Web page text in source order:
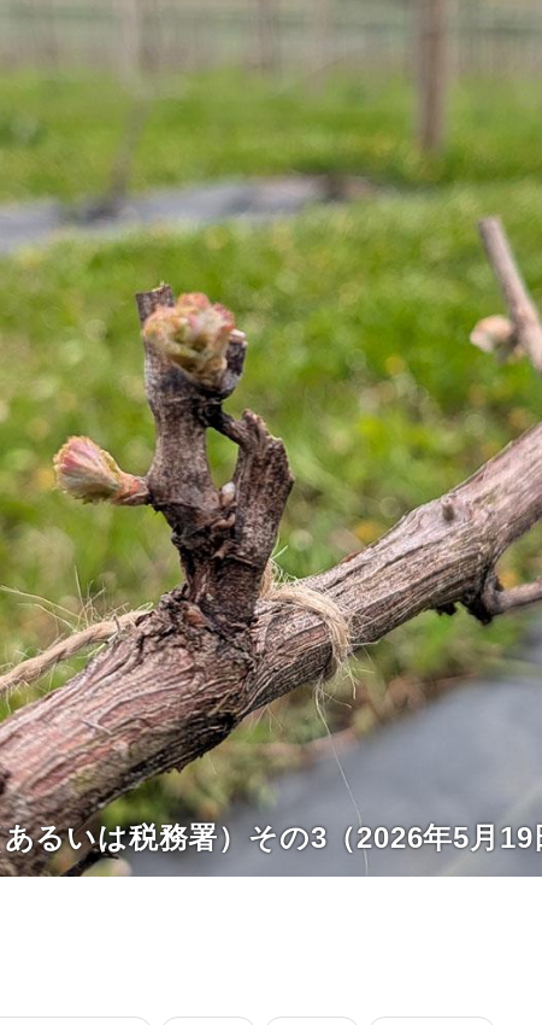
コラム
特集
トピックス
Photos
運営会社
登録
お問い合わせ
るいは税務署）その3（2026年5月19